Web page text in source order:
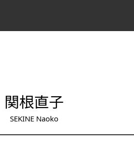
関根直子
SEKINE Naoko